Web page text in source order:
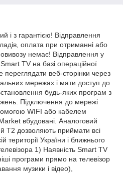
і з гарантією! Відправлення
оплата при отриманні або
немає! Відправлення у
TV на базі операційної
веб-сторінки через
мережах і мати доступ до
будь-яких програм з
Підключення до мережі
WIFI або кабелем
вбудовані. Аналоговий
дозволяють приймати всі
території України і ближнього
1) Наявність Smart TV
програми прямо на телевізор
музики і відео),